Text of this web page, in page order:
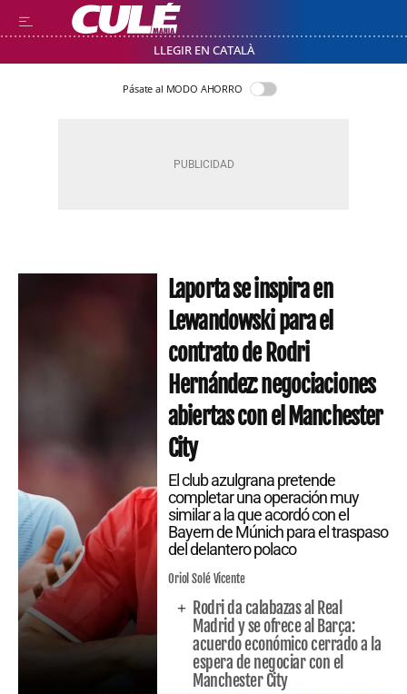
LLEGIR EN CATALÀ
Pásate al MODO AHORRO
Laporta se inspira en
Lewandowski para el
contrato de Rodri
Hernández: negociaciones
abiertas con el Manchester
City
El club azulgrana pretende
completar una operación muy
similar a la que acordó con el
Bayern de Múnich para el traspaso
del delantero polaco
Oriol Solé Vicente
Rodri da calabazas al Real
Madrid y se ofrece al Barça:
acuerdo económico cerrado a la
espera de negociar con el
Manchester City